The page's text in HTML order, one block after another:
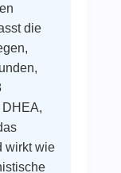
die
wirkt wie